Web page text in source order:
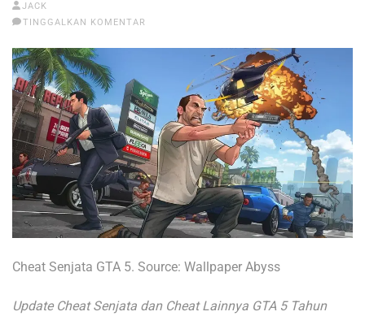
JACK
TINGGALKAN KOMENTAR
Cheat Senjata GTA 5. Source: Wallpaper Abyss
Update Cheat Senjata dan Cheat Lainnya GTA 5 Tahun